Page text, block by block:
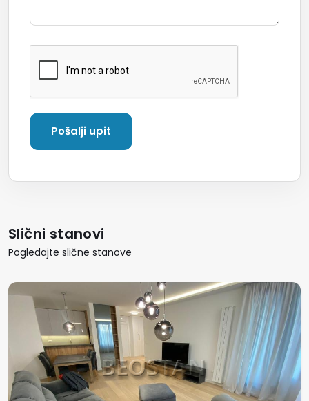
Slični stanovi
Pogledajte slične stanove